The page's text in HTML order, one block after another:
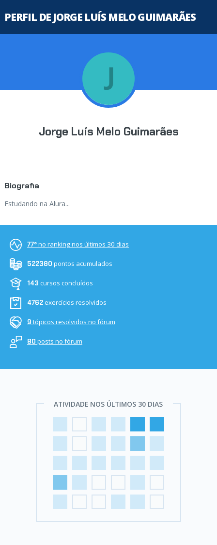
PERFIL DE JORGE LUÍS MELO GUIMARÃES
Jorge Luís Melo Guimarães
Biografia
Estudando na Alura...
77ºno ranking nos últimos 30 dias
522380 pontos acumulados
143 cursos concluídos
4762exercícios resolvidos
9 tópicos resolvidos no fórum
80 posts no fórum
ATIVIDADE NOS ÚLTIMOS 30 DIAS